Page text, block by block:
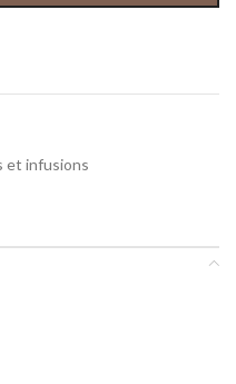
et infusions